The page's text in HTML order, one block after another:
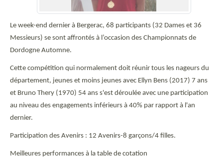
Le week-end dernier à Bergerac, 68 participants (32 Dames et 36
Messieurs) se sont affrontés à l’occasion des Championnats de
Dordogne Automne.
Cette compétition qui normalement doit réunir tous les nageurs du
département, jeunes et moins jeunes avec Ellyn Bens (2017) 7 ans
et Bruno Thery (1970) 54 ans s'est déroulée avec une participation
au niveau des engagements inférieurs à 40% par rapport à l'an
dernier.
Participation des Avenirs : 12 Avenirs-8 garçons/4 filles.
Meilleures performances à la table de cotation